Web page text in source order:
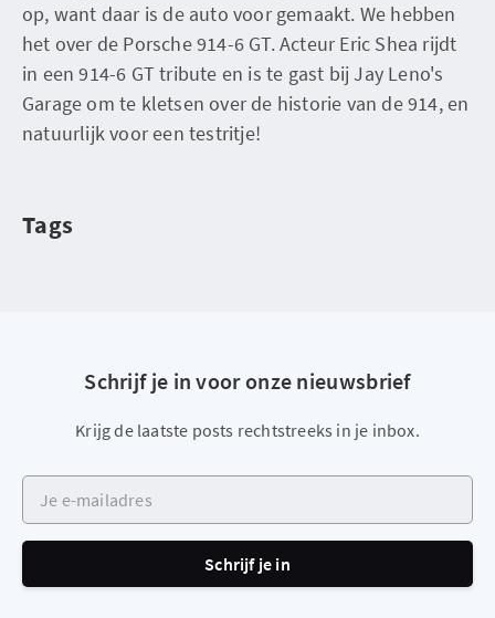
op, want daar is de auto voor gemaakt. We hebben
het over de Porsche 914-6 GT. Acteur Eric Shea rijdt
in een 914-6 GT tribute en is te gast bij Jay Leno's
Garage om te kletsen over de historie van de 914, en
natuurlijk voor een testritje!
Tags
Schrijf je in voor onze nieuwsbrief
Krijg de laatste posts rechtstreeks in je inbox.
Je e-mailadres
Schrijf je in